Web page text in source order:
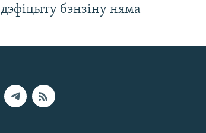
дэфіцыту бэнзіну няма